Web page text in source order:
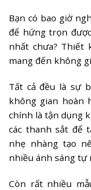
Bạn có bao giờ
để hứng trọn
nhất chưa? Thiết
mang đến không
Tất cả đều là sự
không gian hoàn
chính là tận dụng
các thanh sắt để
nhẹ nhàng tạo
nhiều ánh sáng tự
Còn rất nhiều